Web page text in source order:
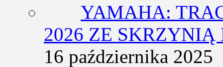
YAMAHA:
2026 ZE
16 października 2025